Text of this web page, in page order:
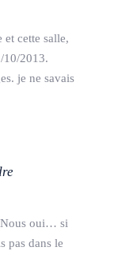
cette salle,
10/2013.
je ne savais
Nous oui… si
pas dans le